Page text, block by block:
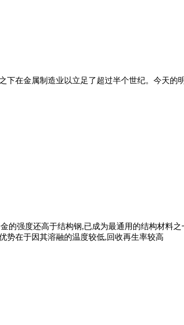
在金属制造业以立足了超过半个世纪。今天的
的强度还高于结构钢,已成为最通用的结构材料
势在于因其溶融的温度较低,回收再生率较高